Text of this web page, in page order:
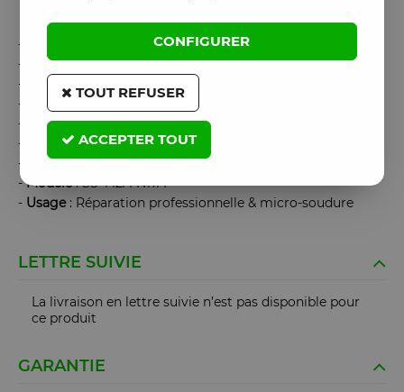
-
Chauffe homogène et stable
-
Contrôle thermique précis
-
Moule
spécifique iPhone 17 / 17 Pro Max
-
Protège
les composants sensibles
-
Réduction des risques de surchauffe
-
Conception robustepour usage professionnel
-
Marque: SUNSHINE
-Modèle: SS-T12A-N17A
- Usage: Réparation professionnelle & micro-soudure
LETTRE SUIVIE
La livraison en lettre suivie n’est pas disponible pour
ce produit
GARANTIE
CONFIGURER
TOUT REFUSER
ACCEPTER TOUT